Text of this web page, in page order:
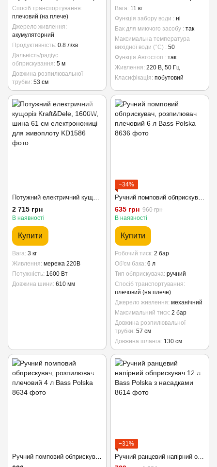
Спосіб транспортування
плечовий (на плече)
Джерело живлення
акумуляторний
Продуктивність 0.8 л/хв
Дальність/радіус
обприскування 5 м
Довжина розпилювальної
трубки 53 см
Вага 11 кг
Функція забору води
ні
Бак для миючого засобу
так
Максимальна температура
вихідної води (°C)
50
Функція Автостоп
так
Живлення 220 В, 50 Гц
Класифікація побутовий
2 715 грн
В наявності
Купити
Вага 3 кг
Живлення мережа 220В
Потужність 1600 Вт
Довжина шини 610 мм
−34%
635 грн 960 грн
В наявності
Купити
Робочий тиск 2 бар
Об'єм бака 6 л
Тип обприскувача ручний
Спосіб транспортування
плечовий (на плече)
Джерело живлення механічний
Максимальний тиск 2 бар
Довжина розпилювальної
трубки 57 см
Довжина шланга 130 см
−31%